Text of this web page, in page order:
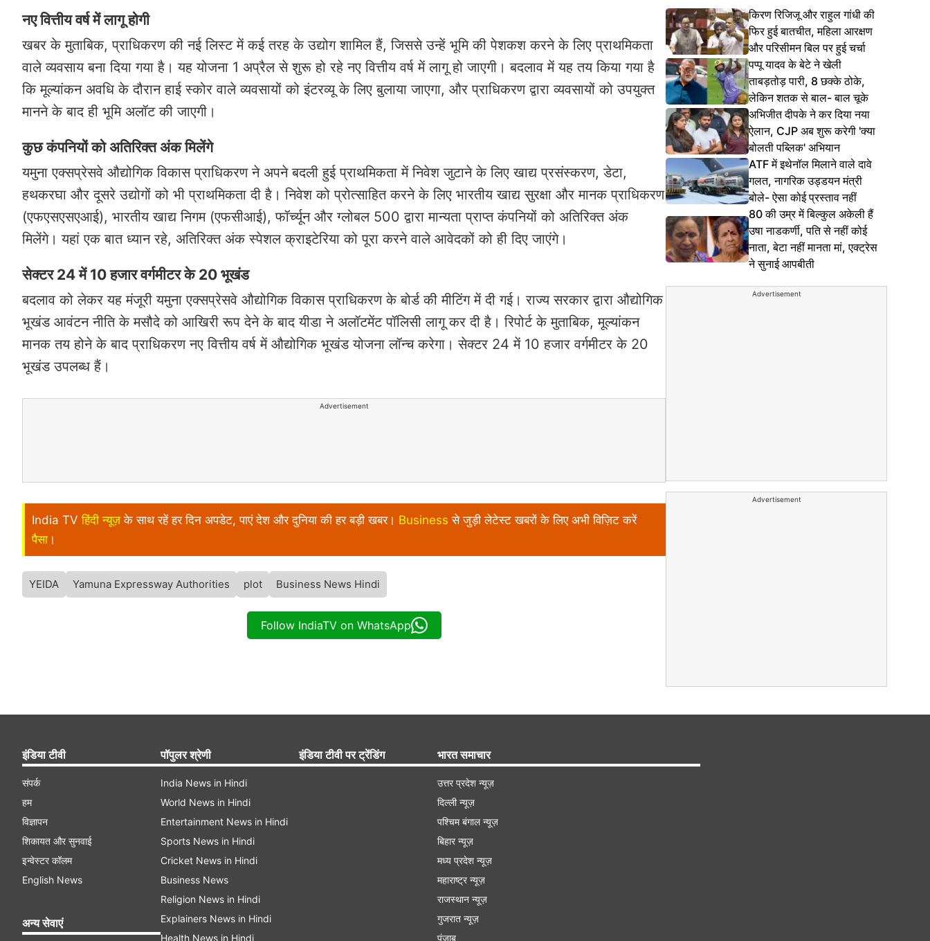
नए वित्तीय वर्ष में लागू होगी
खबर के मुताबिक, प्राधिकरण की नई लिस्ट में कई तरह के उद्योग शामिल हैं, जिससे उन्हें भूमि की पेशकश करने के लिए प्राथमिकता
वाले व्यवसाय बना दिया गया है। यह योजना 1 अप्रैल से शुरू हो रहे नए वित्तीय वर्ष में लागू हो जाएगी। बदलाव में यह तय किया गया है
कि मूल्यांकन अवधि के दौरान हाई स्कोर वाले व्यवसायों को इंटरव्यू के लिए बुलाया जाएगा, और प्राधिकरण द्वारा व्यवसायों को उपयुक्त
मानने के बाद ही भूमि अलॉट की जाएगी।
कुछ कंपनियों को अतिरिक्त अंक मिलेंगे
यमुना एक्सप्रेसवे औद्योगिक विकास प्राधिकरण ने अपने बदली हुई प्राथमिकता में निवेश जुटाने के लिए खाद्य प्रसंस्करण, डेटा,
हथकरघा और दूसरे उद्योगों को भी प्राथमिकता दी है। निवेश को प्रोत्साहित करने के लिए भारतीय खाद्य सुरक्षा और मानक प्राधिकरण
(एफएसएसएआई), भारतीय खाद्य निगम (एफसीआई), फॉर्च्यून और ग्लोबल 500 द्वारा मान्यता प्राप्त कंपनियों को अतिरिक्त अंक
मिलेंगे। यहां एक बात ध्यान रहे, अतिरिक्त अंक स्पेशल क्राइटेरिया को पूरा करने वाले आवेदकों को ही दिए जाएंगे।
सेक्टर 24 में 10 हजार वर्गमीटर के 20 भूखंड
बदलाव को लेकर यह मंजूरी यमुना एक्सप्रेसवे औद्योगिक विकास प्राधिकरण के बोर्ड की मीटिंग में दी गई। राज्य सरकार द्वारा औद्योगिक
भूखंड आवंटन नीति के मसौदे को आखिरी रूप देने के बाद यीडा ने अलॉटमेंट पॉलिसी लागू कर दी है। रिपोर्ट के मुताबिक, मूल्यांकन
मानक तय होने के बाद प्राधिकरण नए वित्तीय वर्ष में औद्योगिक भूखंड योजना लॉन्च करेगा। सेक्टर 24 में 10 हजार वर्गमीटर के 20
भूखंड उपलब्ध हैं।
Advertisement
India TV हिंदी न्यूज़ के साथ रहें हर दिन अपडेट, पाएं देश और दुनिया की हर बड़ी खबर। Business से जुड़ी लेटेस्ट खबरों के लिए अभी विज़िट करें
पैसा ।
YEIDA Yamuna Expressway Authorities plot Business News Hindi
Follow IndiaTV on WhatsApp
किरण रिजिजू और राहुल गांधी की
फिर हुई बातचीत, महिला आरक्षण
और परिसीमन बिल पर हुई चर्चा
पप्पू यादव के बेटे ने खेली
ताबड़तोड़ पारी, 8 छक्के ठोके,
लेकिन शतक से बाल- बाल चूके
अभिजीत दीपके ने कर दिया नया
ऐलान, CJP अब शुरू करेगी 'क्या
बोलती पब्लिक' अभियान
ATF में इथेनॉल मिलाने वाले दावे
गलत, नागरिक उड्डयन मंत्री
बोले- ऐसा कोई प्रस्ताव नहीं
80 की उम्र में बिल्कुल अकेली हैं
उषा नाडकर्णी, पति से नहीं कोई
नाता, बेटा नहीं मानता मां, एक्ट्रेस
ने सुनाई आपबीती
Advertisement
Advertisement
इंडिया टीवी
संपर्क
हम
विज्ञापन
शिकायत और सुनवाई
इन्वेस्टर कॉलम
English News
अन्य सेवाएं
पॉपुलर श्रेणी
India News in Hindi
World News in Hindi
Entertainment News in Hindi
Sports News in Hindi
Cricket News in Hindi
Business News
Religion News in Hindi
Explainers News in Hindi
Health News in Hindi
इंडिया टीवी पर ट्रेंडिंग भारत समाचार
उत्तर प्रदेश न्यूज़
दिल्ली न्यूज़
पश्चिम बंगाल न्यूज़
बिहार न्यूज़
मध्य प्रदेश न्यूज़
महाराष्ट्र न्यूज़
राजस्थान न्यूज़
गुजरात न्यूज़
पंजाब